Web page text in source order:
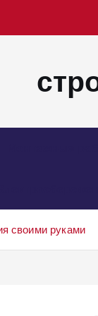
своими руками